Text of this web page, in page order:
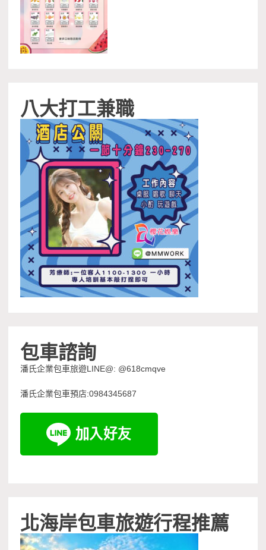
八大打工兼職
包車諮詢
潘氏企業包車旅遊LINE@: @618cmqve
潘氏企業包車預店:0984345687
北海岸包車旅遊行程推薦